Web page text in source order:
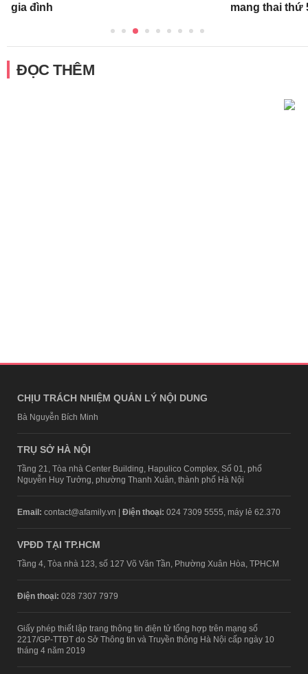
gia đình
mang thai thứ
ĐỌC THÊM
CHỊU TRÁCH NHIỆM QUẢN LÝ NỘI DUNG
Bà Nguyễn Bích Minh
TRỤ SỞ HÀ NỘI
Tầng 21, Tòa nhà Center Building, Hapulico Complex, Số 01, phố
Nguyễn Huy Tưởng, phường Thanh Xuân, thành phố Hà Nội
Email: contact@afamily.vn | Điện thoại: 024 7309 5555, máy lẻ 62.370
VPĐD TẠI TP.HCM
Tầng 4, Tòa nhà 123, số 127 Võ Văn Tần, Phường Xuân Hòa, TPHCM
Điện thoại: 028 7307 7979
Giấy phép thiết lập trang thông tin điện tử tổng hợp trên mạng số
2217/GP-TTĐT do Sở Thông tin và Truyền thông Hà Nội cấp ngày 10
tháng 4 năm 2019